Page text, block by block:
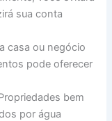
sua conta
casa ou negócio
pode oferecer
bem
por água